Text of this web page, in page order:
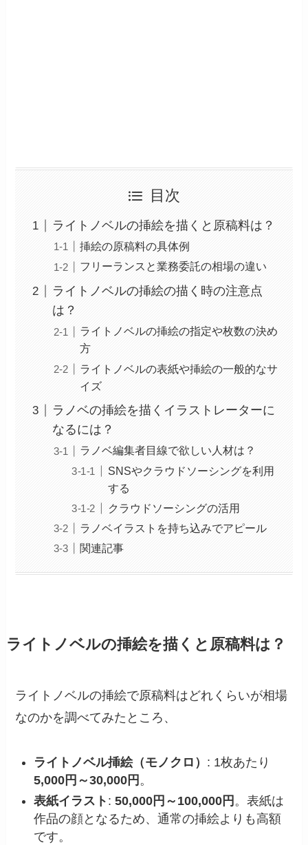
目次
ライトノベルの挿絵を描くと原稿料は？
挿絵の原稿料の具体例
フリーランスと業務委託の相場の違い
ライトノベルの挿絵の描く時の注意点
は？
ライトノベルの挿絵の指定や枚数の決め
方
ライトノベルの表紙や挿絵の一般的なサ
イズ
ラノベの挿絵を描くイラストレーターに
なるには？
ラノベ編集者目線で欲しい人材は？
SNSやクラウドソーシングを利用
する
クラウドソーシングの活用
ラノベイラストを持ち込みでアピール
関連記事
ライトノベルの挿絵を描くと原稿料は？
ライトノベルの挿絵で原稿料はどれくらいが相場
なのかを調べてみたところ、
ライトノベル挿絵（モノクロ） : 1枚あたり
5,000円～30,000円 。
表紙イラスト :50,000円～100,000円 。表紙は
作品の顔となるため、通常の挿絵よりも高額
です。